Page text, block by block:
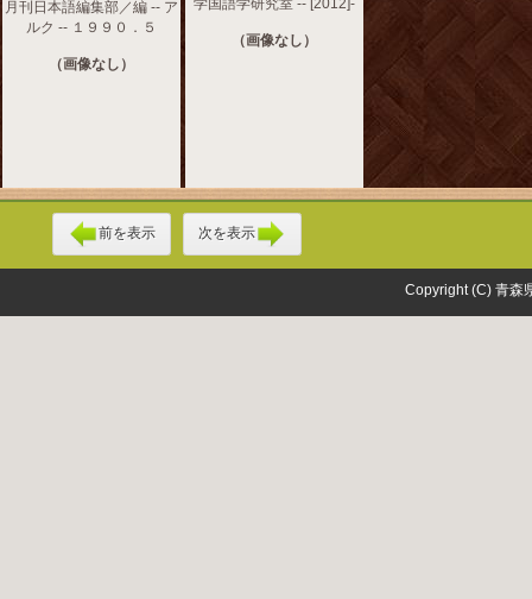
月刊日本語編集部／編 -- ア
ルク -- １９９０．５
（画像なし）
学国語学研究室 -- [2012]-
（画像なし）
前を表示 次を表示
Copyright (C) 青森